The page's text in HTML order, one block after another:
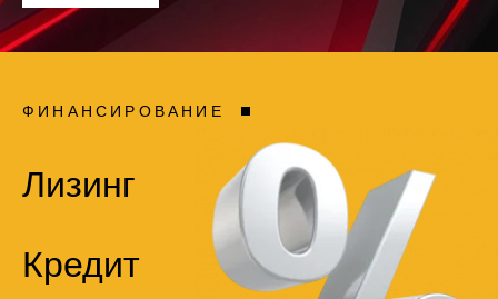
ФИНАНСИРОВАНИЕ
Лизинг
Кредит